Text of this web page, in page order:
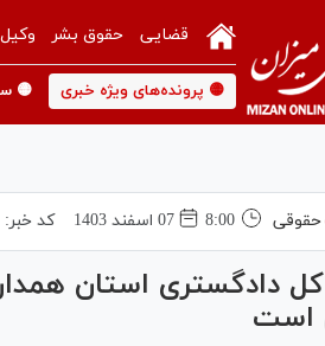
قضایی حقوق بشر
🟡 پرونده‌های ویژه خبری 🟡
حقوقی 8:00 07 اسفند 1403 کد خبر:
دادگستری استان
است